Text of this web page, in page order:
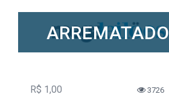
ARREMATADO
R$ 1,00 3726